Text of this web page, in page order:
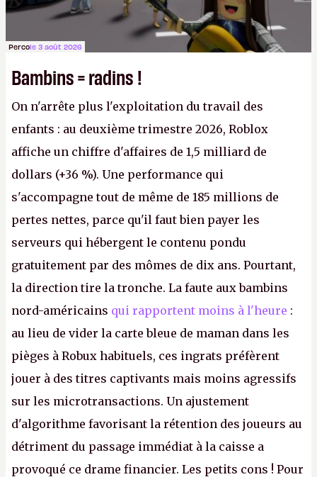
Percole 3 août 2026
Bambins = radins !
On n'arrête plus l'exploitation du travail des
enfants : au deuxième trimestre 2026, Roblox
affiche un chiffre d'affaires de 1,5 milliard de
dollars (+36 %). Une performance qui
s'accompagne tout de même de 185 millions de
pertes nettes, parce qu'il faut bien payer les
serveurs qui hébergent le contenu pondu
gratuitement par des mômes de dix ans. Pourtant,
la direction tire la tronche. La faute aux bambins
nord-américains qui rapportent moins à l'heure :
au lieu de vider la carte bleue de maman dans les
pièges à Robux habituels, ces ingrats préfèrent
jouer à des titres captivants mais moins agressifs
sur les microtransactions. Un ajustement
d'algorithme favorisant la rétention des joueurs au
détriment du passage immédiat à la caisse a
provoqué ce drame financier. Les petits cons ! Pour